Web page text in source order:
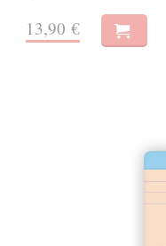
13,90 €